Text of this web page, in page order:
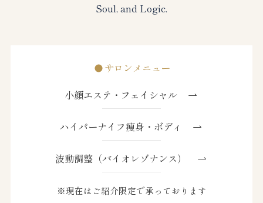
Soul, and Logic.
サロンメニュー
小顔エステ・フェイシャル
ハイパーナイフ痩身・ボディ
波動調整（バイオレゾナンス）
※現在はご紹介限定で承っております